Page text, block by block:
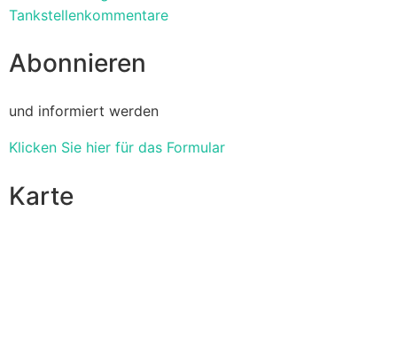
Tankstellenkommentare
Abonnieren
und informiert werden
Klicken Sie hier für das Formular
Karte